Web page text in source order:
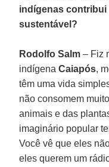
indígenas contribui
sustentável?
Rodolfo Salm – Fiz
indígenaCaiapós,
têm uma vida
não consomem
animais e das
imaginário popular
Você vê que eles
eles querem um